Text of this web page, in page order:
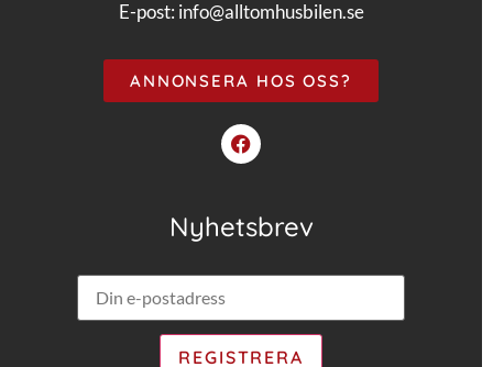
E-post: info@alltomhusbilen.se
ANNONSERA HOS OSS?
Nyhetsbrev